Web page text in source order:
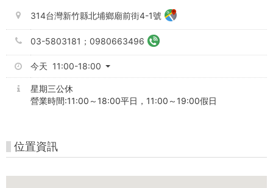
314台灣新竹縣北埔鄉廟前街4-1號
03-5803181；0980663496
今天 11:00-18:00
星期三公休
營業時間:11:00～18:00平日，11:00～19:00假日
位置資訊